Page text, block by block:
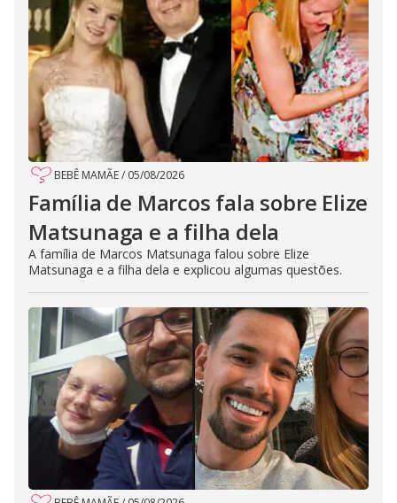
BEBÊ MAMÃE/ 05/08/2026
Família de Marcos fala sobre Elize
Matsunaga e a filha dela
A família de Marcos Matsunaga falou sobre Elize
Matsunaga e a filha dela e explicou algumas questões.